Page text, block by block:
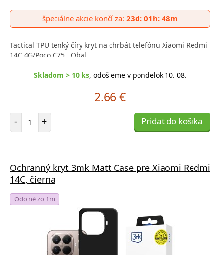
špeciálne akcie končí za: 23d: 01h: 48m
Tactical TPU tenký číry kryt na chrbát telefónu Xiaomi Redmi
14C 4G/Poco C75 . Obal
Skladom > 10 ks, odošleme v pondelok 10. 08.
2.66 €
- Počet položiek
+ Pridať do košíka
Ochranný kryt 3mk Matt Case pre Xiaomi Redmi
14C, čierna
Odolné zo 1m